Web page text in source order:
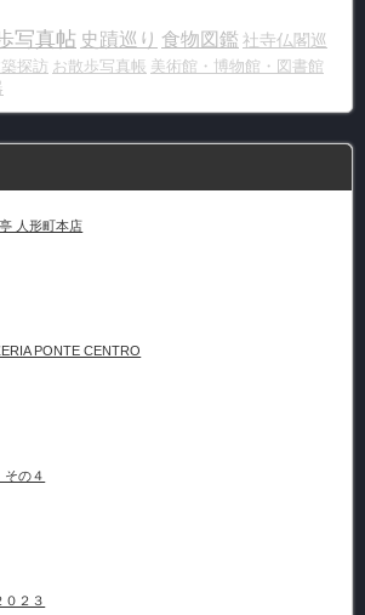
写真帖 史蹟巡り 食物図鑑 社寺仏閣巡
探訪 お散歩写真帳 美術館・博物館・図書館
人形町本店
PONTE CENTRO
の４
０２３